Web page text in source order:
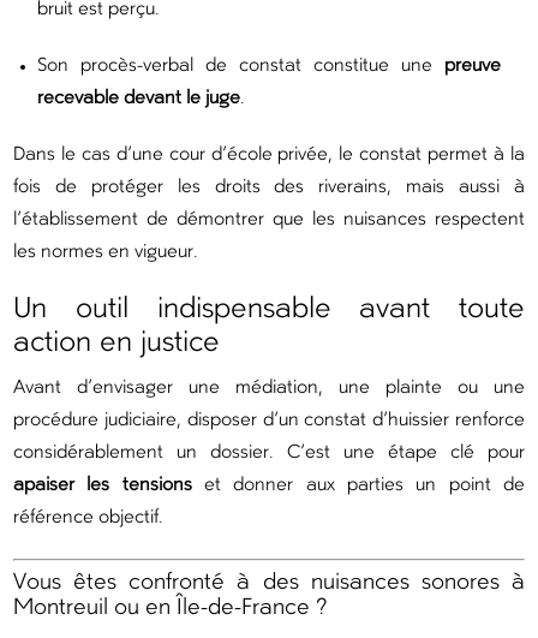
bruit est perçu.
Son procès-verbal de constat constitue une preuve
recevable devant le juge.
Dans le cas d’une cour d’école privée, le constat permet à la
fois de protéger les droits des riverains, mais aussi à
l’établissement de démontrer que les nuisances respectent
les normes en vigueur.
Un outil indispensable avant toute
action en justice
Avant d’envisager une médiation, une plainte ou une
procédure judiciaire, disposer d’un constat d’huissier renforce
considérablement un dossier. C’est une étape clé pour
apaiser les tensionset donner aux parties un point de
référence objectif.
Vous êtes confronté à des nuisances sonores à
Montreuil ou en Île-de-France ?